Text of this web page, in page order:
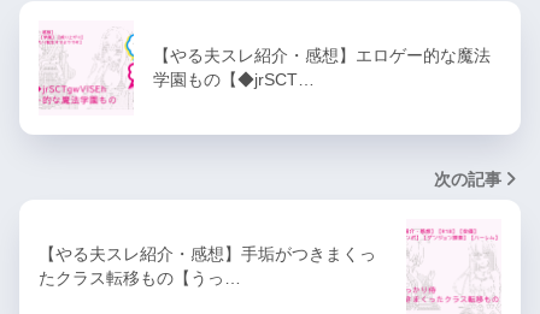
やる夫は今更シティライフに
憧れるようになったようです
この透き通る世界に祝福を
【やる夫スレ紹介・感想】エロゲー的な魔法
学園もの【◆jrSCT…
次の記事
【やる夫スレ紹介・感想】手垢がつきまくっ
たクラス転移もの【うっ…